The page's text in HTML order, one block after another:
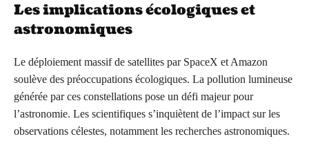
Les implications écologiques et
astronomiques
Le déploiement massif de satellites par SpaceX et Amazon
soulève des préoccupations écologiques. La pollution lumineuse
générée par ces constellations pose un défi majeur pour
l’astronomie. Les scientifiques s’inquiètent de l’impact sur les
observations célestes, notamment les recherches astronomiques.